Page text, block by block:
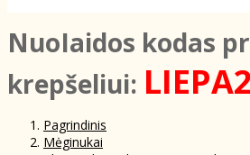
NuoIaidos kodas
krepšeliui:
Pagrindinis
Mėginukai